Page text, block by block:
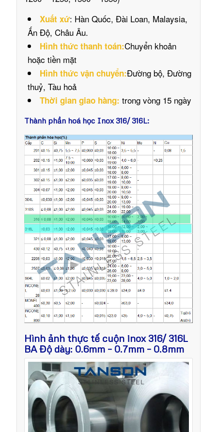
Xuất xứ: Hàn Quốc, Đài Loan, Malaysia,
Ấn Độ, Châu Âu.
Hình thức thanh toán:Chuyển khoản
hoặc tiền mặt
Hình thức vận chuyển:Đường bộ, Đường
thuỷ, Tàu hoả
Thời gian giao hàng: trong vòng 15 ngày
Thành phần hoá học Inox 316/ 316L:
Hình ảnh thực tế cuộn inox 316/ 316L
BA Độ dày: 0.6mm – 0.7mm – 0.8mm